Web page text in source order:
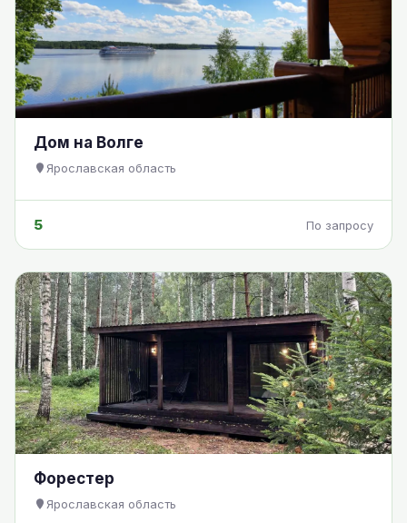
Дом на Волге
Ярославская область
5 По запросу
Форестер
Ярославская область